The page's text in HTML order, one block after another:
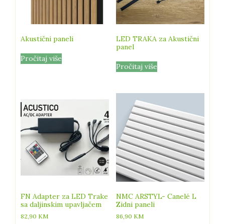
Akustični paneli
Pročitaj više
LED TRAKA za Akustični
panel
Pročitaj više
FN Adapter za LED Trake
sa daljinskim upavljačem
82,90 KM
NMC ARSTYL- Canelé L
Zidni paneli
86,90 KM